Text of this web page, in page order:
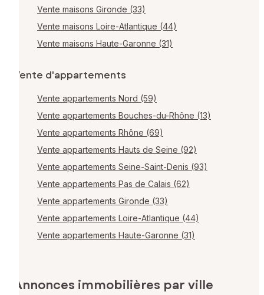
Vente maisons Gironde (33)
Vente maisons Loire-Atlantique (44)
Vente maisons Haute-Garonne (31)
Vente d'appartements
Vente appartements Nord (59)
Vente appartements Bouches-du-Rhône (13)
Vente appartements Rhône (69)
Vente appartements Hauts de Seine (92)
Vente appartements Seine-Saint-Denis (93)
Vente appartements Pas de Calais (62)
Vente appartements Gironde (33)
Vente appartements Loire-Atlantique (44)
Vente appartements Haute-Garonne (31)
Annonces immobilières par ville